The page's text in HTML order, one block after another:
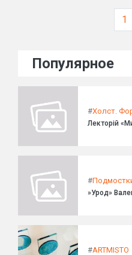
1
Популярное
#Холст.
Лекторій
#
»Урод»
#ARTMISTO